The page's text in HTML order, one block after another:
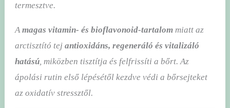
termesztve.
Amagas vitamin- és bioflavonoid-tartalom miatt az
arctisztító tejantioxidáns, regeneráló és vitalizáló
hatású, miközben tisztítja és felfrissíti a bőrt. Az
ápolási rutin első lépésétől kezdve védi a bőrsejteket
az oxidatív stressztől.